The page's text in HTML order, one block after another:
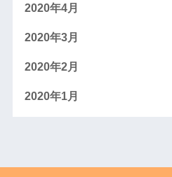
2020年4月
2020年3月
2020年2月
2020年1月